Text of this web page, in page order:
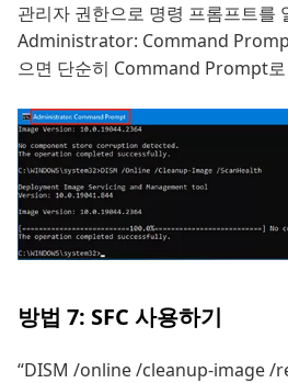
관리자 권한으로 명령 프롬프트를
Administrator: Command
으면 단순히 Command Prompt로
방법 7: SFC 사용하기
“DISM /online /cleanup-image /